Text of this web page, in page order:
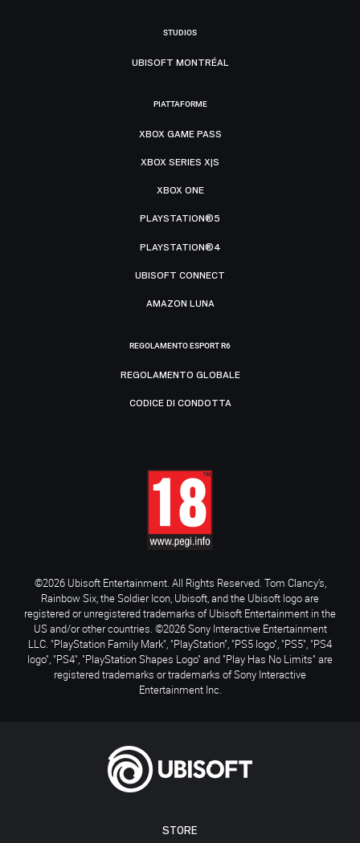
STORE
STUDIOS
UBISOFT MONTRÉAL
PIATTAFORME
XBOX GAME PASS
XBOX SERIES X|S
XBOX ONE
PLAYSTATION®5
PLAYSTATION®4
UBISOFT CONNECT
AMAZON LUNA
REGOLAMENTO ESPORT R6
REGOLAMENTO GLOBALE
CODICE DI CONDOTTA
©2026 Ubisoft Entertainment. All Rights Reserved. Tom Clancy’s,
Rainbow Six, the Soldier Icon, Ubisoft, and the Ubisoft logo are
registered or unregistered trademarks of Ubisoft Entertainment in the
US and/or other countries. ©2026 Sony Interactive Entertainment
LLC. "PlayStation Family Mark", "PlayStation", "PS5 logo", "PS5", "PS4
logo", "PS4", "PlayStation Shapes Logo" and "Play Has No Limits" are
registered trademarks or trademarks of Sony Interactive
Entertainment Inc.